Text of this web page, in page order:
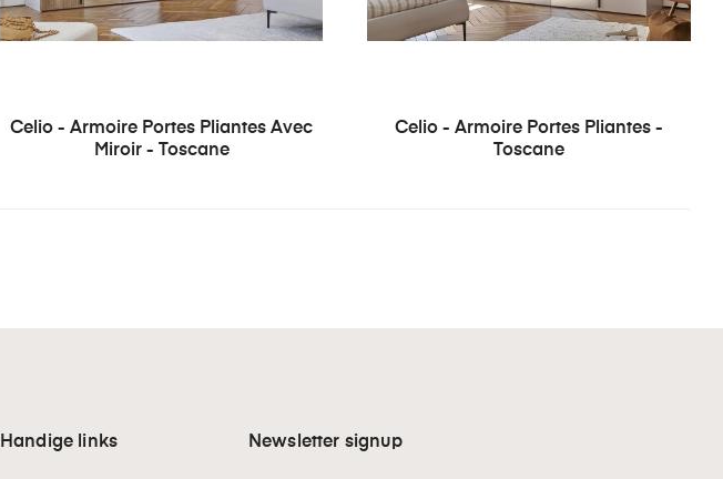
Celio - Armoire Portes Pliantes Avec
Miroir - Toscane
Celio - Armoire Portes Pliantes -
Toscane
Handige links Newsletter signup